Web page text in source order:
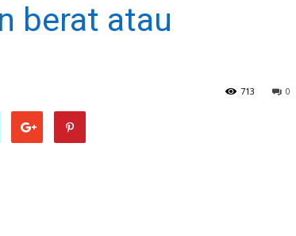
berat atau
0
713